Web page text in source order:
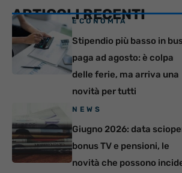
ARTICOLI RECENTI
ECONOMIA
Stipendio più basso in
paga ad agosto: è colpa
delle ferie, ma arriva una
novità per tutti
NEWS
Giugno 2026: data
bonus TV e pensioni, le
novità che possono